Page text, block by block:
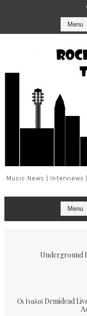
Music News |
Underground
Οι Ιταλοί Demidead